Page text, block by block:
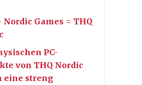
Nordic Games = THQ
PC-
von THQ Nordic
eine streng